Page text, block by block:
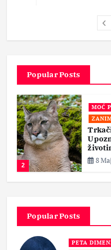
Popular Posts
2
MOĆ
8
Popular Posts
PETA